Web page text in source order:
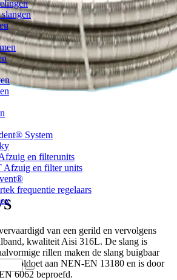
System
en filterunits
Afzuig en filter units
frequentie regelaars
van een gerild en vervolgens
kwaliteit Aisi 316L. De slang is
rillen maken de slang buigbaar
voldoet aan NEN-EN 13180 en is door
6062 beproefd.